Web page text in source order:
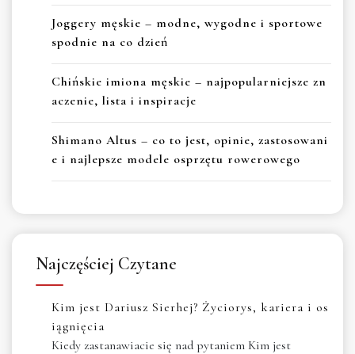
Joggery męskie – modne, wygodne i sportowe
spodnie na co dzień
Chińskie imiona męskie – najpopularniejsze zn
aczenie, lista i inspiracje
Shimano Altus – co to jest, opinie, zastosowani
e i najlepsze modele osprzętu rowerowego
Najczęściej Czytane
Kim jest Dariusz Sierhej? Życiorys, kariera i os
iągnięcia
Kiedy zastanawiacie się nad pytaniem Kim jest